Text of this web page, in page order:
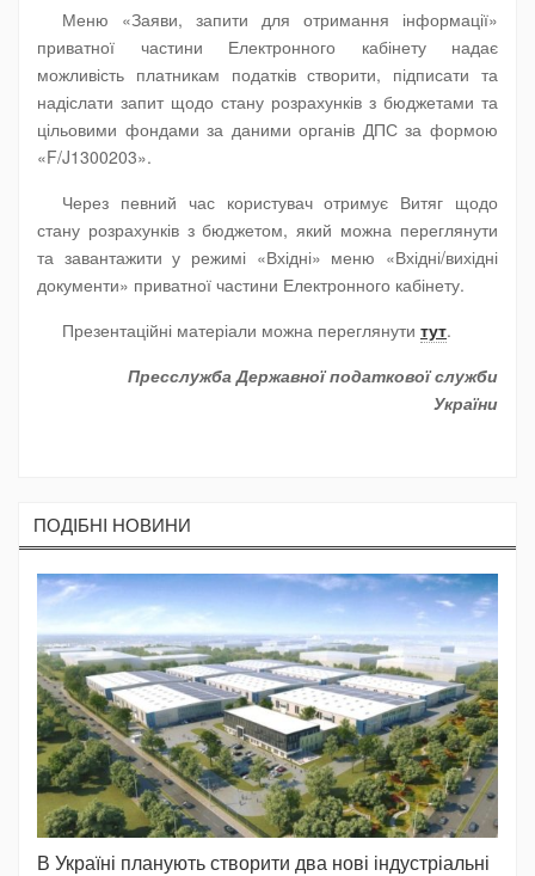
Меню «Заяви, запити для отримання інформації»
приватної частини Електронного кабінету надає
можливість платникам податків створити, підписати та
надіслати запит щодо стану розрахунків з бюджетами та
цільовими фондами за даними органів ДПС за формою
«F/J1300203».
Через певний час користувач отримує Витяг щодо
стану розрахунків з бюджетом, який можна переглянути
та завантажити у режимі «Вхідні» меню «Вхідні/вихідні
документи» приватної частини Електронного кабінету.
Презентаційні матеріали можна переглянути тут.
Пресслужба Державної податкової служби
України
ПОДIБНI НОВИНИ
В Україні планують створити два нові індустріальні